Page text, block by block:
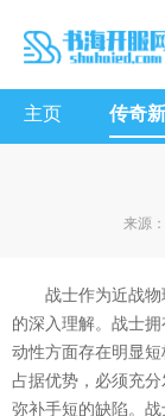
主页 传奇
来源
战士作为近战
的深入理解。战士
动性方面存在明显
占据优势，必须充
弥补手短的缺陷。